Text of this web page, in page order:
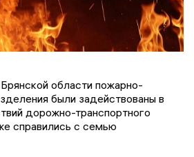
области пожарно-
были задействованы в
дорожно-транспортного
справились с семью